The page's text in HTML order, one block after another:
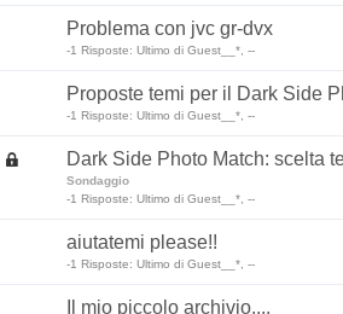
Problema con jvc gr-dvx
-1 Risposte: Ultimo di Guest__*, --
Proposte temi per il Dark Side
-1 Risposte: Ultimo di Guest__*, --
Dark Side Photo Match: scelta
Sondaggio
-1 Risposte: Ultimo di Guest__*, --
aiutatemi please!!
-1 Risposte: Ultimo di Guest__*, --
Il mio piccolo archivio....